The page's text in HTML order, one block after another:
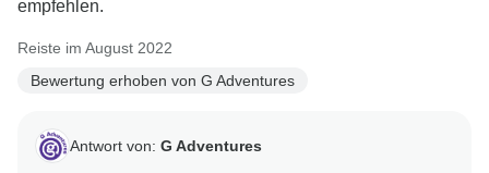
empfehlen.
Reiste im August 2022
Bewertung erhoben von G Adventures
Antwort von: G Adventures